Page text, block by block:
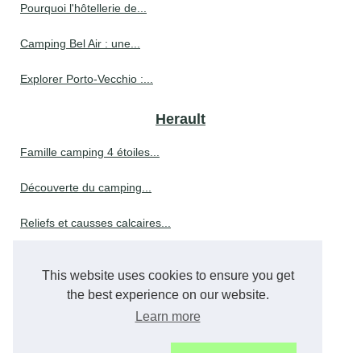
This website uses cookies to ensure you get
the best experience on our website.
Learn more
Pourquoi l'hôtellerie de...
Camping Bel Air : une...
Explorer Porto-Vecchio :...
Herault
Famille camping 4 étoiles...
Découverte du camping...
Reliefs et causses calcaires...
Que faire à vichy :...